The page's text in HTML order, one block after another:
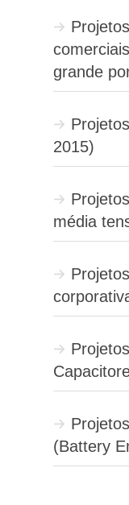
grande
2015)
média
(Battery